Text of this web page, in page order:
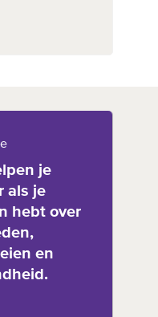
je
als je
hebt over
en